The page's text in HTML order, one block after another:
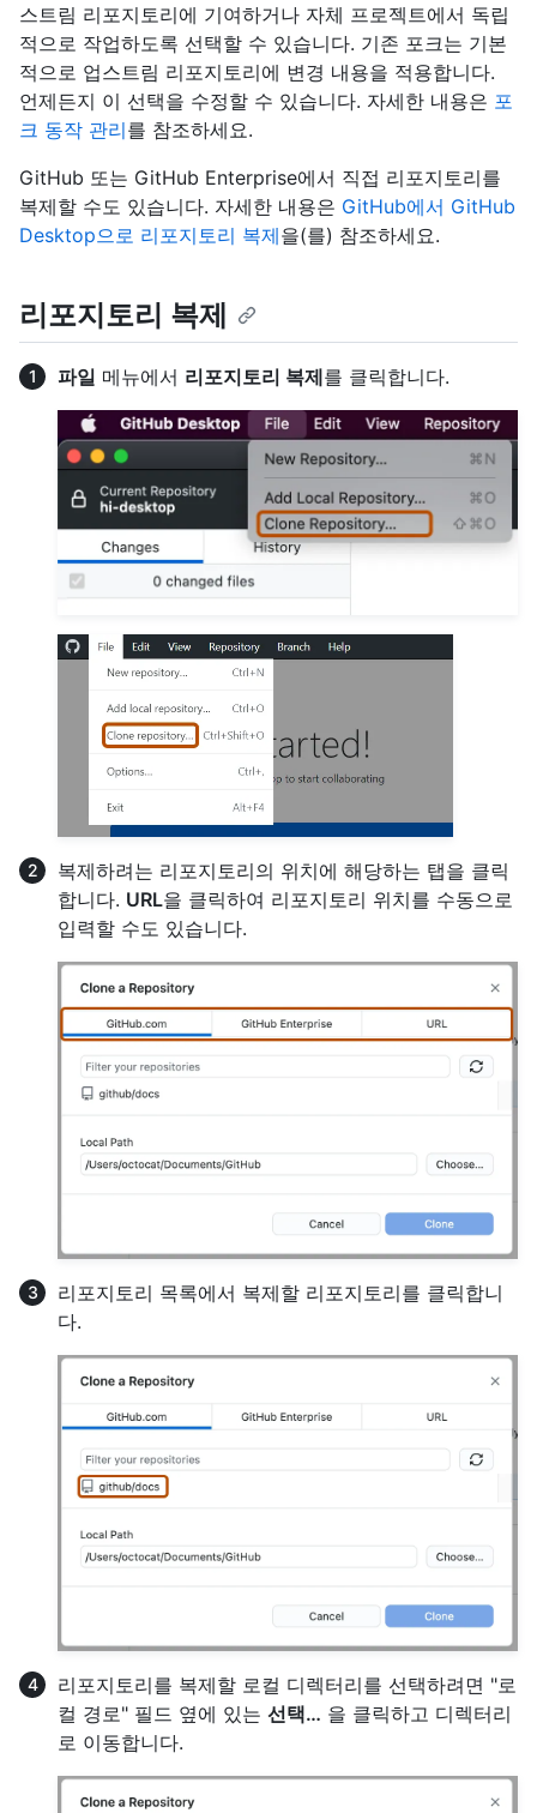
스트림 리포지토리에 기여하거나 자체 프로젝트에서 독립
적으로 작업하도록 선택할 수 있습니다. 기존 포크는 기본
적으로 업스트림 리포지토리에 변경 내용을 적용합니다.
언제든지 이 선택을 수정할 수 있습니다. 자세한 내용은 포
크 동작 관리를 참조하세요.
GitHub 또는 GitHub Enterprise에서 직접 리포지토리를
복제할 수도 있습니다. 자세한 내용은 GitHub에서 GitHub
Desktop으로 리포지토리 복제을(를) 참조하세요.
리포지토리 복제
파일 메뉴에서 리포지토리 복제를 클릭합니다.
복제하려는 리포지토리의 위치에 해당하는 탭을 클릭
합니다. URL을 클릭하여 리포지토리 위치를 수동으로
입력할 수도 있습니다.
리포지토리 목록에서 복제할 리포지토리를 클릭합니
다.
리포지토리를 복제할 로컬 디렉터리를 선택하려면 "로
컬 경로" 필드 옆에 있는 선택… 을 클릭하고 디렉터리
로 이동합니다.